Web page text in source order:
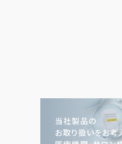
当社製品の
お取り扱いをお考